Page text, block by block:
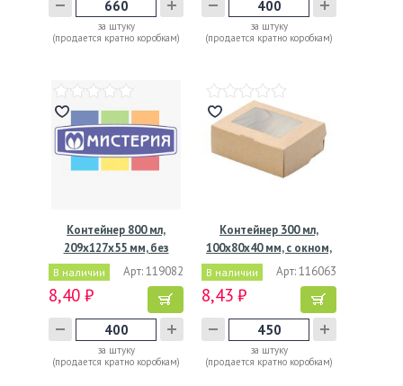
за штуку
(продается кратно коробкам)
за штуку
(продается кратно коробкам)
Контейнер 800 мл,
209х127х55 мм, без
окна,…
В наличии Арт: 119082
8,40 ₽
за штуку
(продается кратно коробкам)
Контейнер 300 мл,
100х80х40 мм, с окном,
В наличии Арт: 116063
8,43 ₽
за штуку
(продается кратно коробкам)